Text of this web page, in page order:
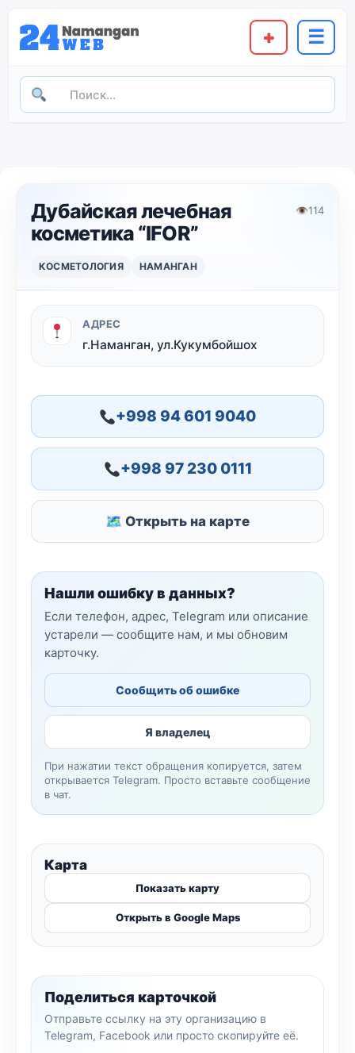
+ ☰
Дубайская лечебная
косметика “IFOR”
👁114
КОСМЕТОЛОГИЯ НАМАНГАН
АДРЕС
г.Наманган, ул.Кукумбойшох
+998 94 601 9040
+998 97 230 0111
🗺 Открыть на карте
Нашли ошибку в данных?
Если телефон, адрес, Telegram или описание
устарели — сообщите нам, и мы обновим
карточку.
Сообщить об ошибке
Я владелец
При нажатии текст обращения копируется, затем
открывается Telegram. Просто вставьте сообщение
в чат.
Карта
Показать карту
Открыть в Google Maps
Поделиться карточкой
Отправьте ссылку на эту организацию в
Telegram, Facebook или просто скопируйте её.